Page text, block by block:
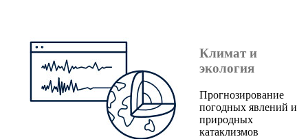
Климат и
экология
Прогнозирование
погодных явлений и
природных
катаклизмов